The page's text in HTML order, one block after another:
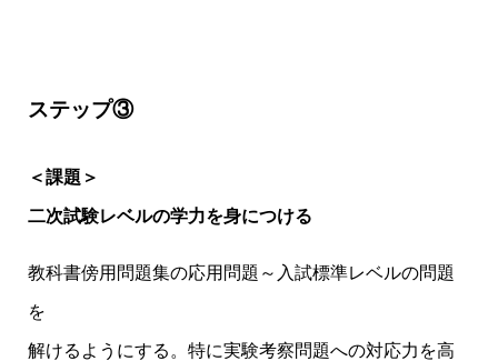
ステップ③
＜課題＞
二次試験レベルの学力を身につける
教科書傍用問題集の応用問題～入試標準レベルの問題
を
解けるようにする。特に実験考察問題への対応力を高